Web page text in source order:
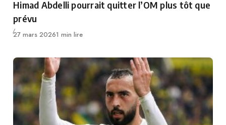
Himad Abdelli pourrait quitter l’OM plus tôt que
prévu
Publié
27 mars 20261 min lire